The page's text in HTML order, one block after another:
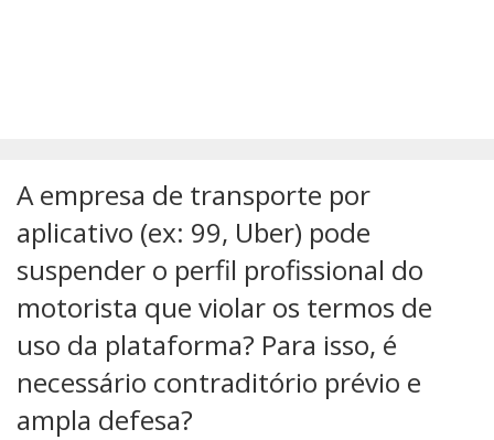
A empresa de transporte por
aplicativo (ex: 99, Uber) pode
suspender o perfil profissional do
motorista que violar os termos de
uso da plataforma? Para isso, é
necessário contraditório prévio e
ampla defesa?